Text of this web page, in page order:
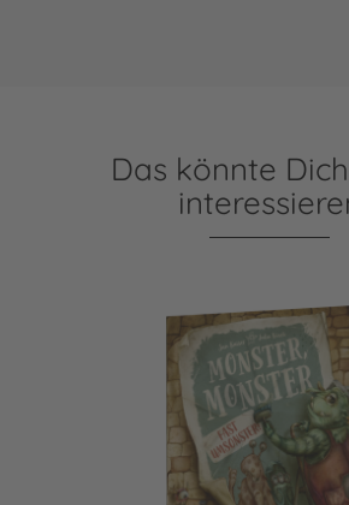
Das könnte
Monster, Monster, fast umsonster